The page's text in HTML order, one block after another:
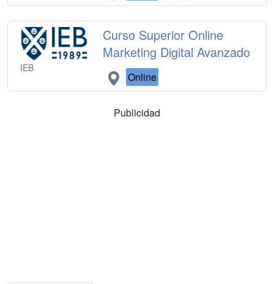
IEB
Curso Superior Online
Marketing Digital Avanzado
Online
Publicidad